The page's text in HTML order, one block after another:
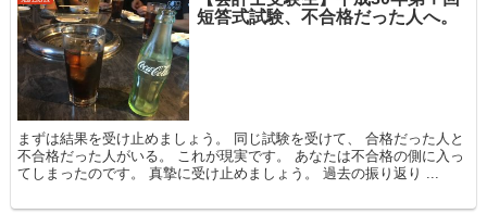
短答式試験、不合格だった人へ。
まずは結果を受け止めましょう。 同じ試験を受けて、 合格だった人と
不合格だった人がいる。 これが現実です。 あなたは不合格の側に入っ
てしまったのです。 真摯に受け止めましょう。 過去の振り返り ...